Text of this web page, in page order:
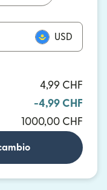
USD
4,99 CHF
-4,99 CHF
1000,00 CHF